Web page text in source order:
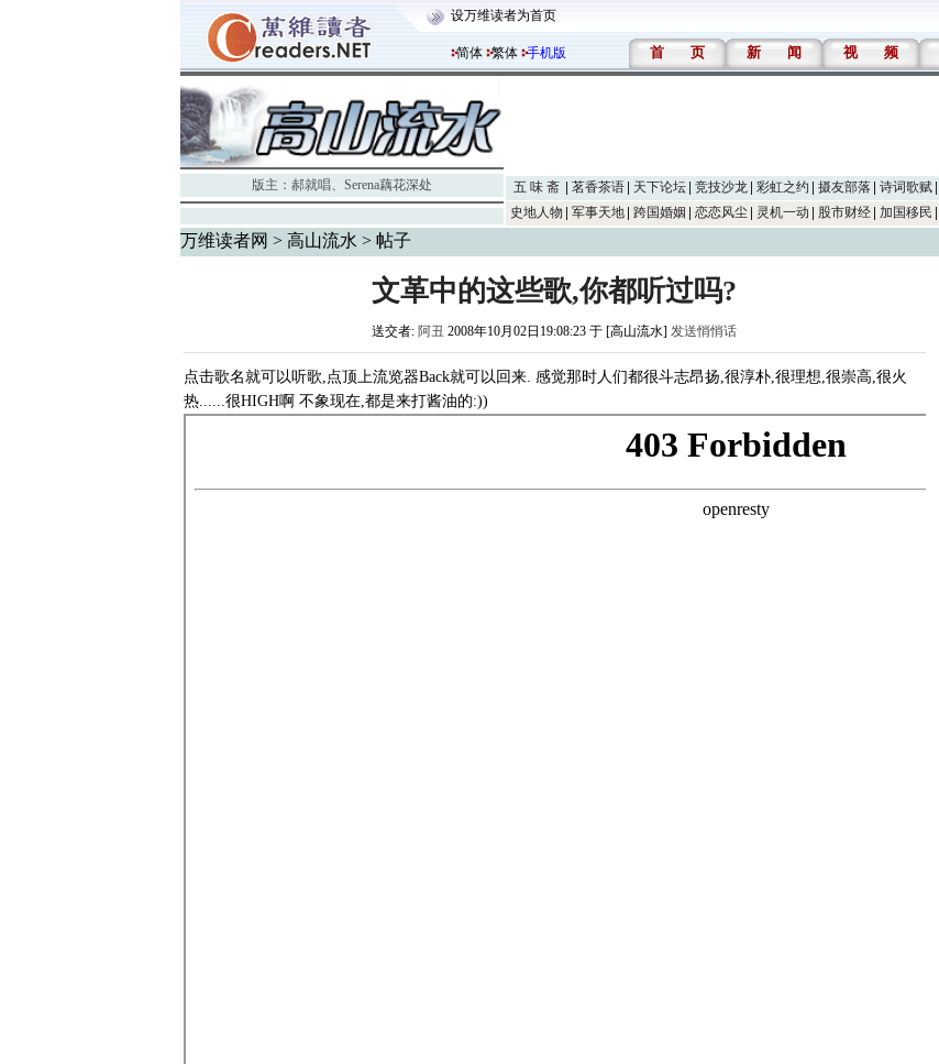
设万维读者为首页
简体 繁体 手机版 首 页 新 闻 视 频
版主： 郝就唱、 Serena藕花深处 五 味 斋 茗香茶语 天下论坛 竞技沙龙 彩虹之约 摄友部落 诗词歌赋
史地人物
军事天地 跨国婚姻 恋恋风尘 灵机一动 股市财经 加国移民
万维读者网 > 高山流水 > 帖子
文革中的这些歌,你都听过吗?
送交者: 阿丑 2008年10月02日19:08:23 于 [高山流水] 发送悄悄话
点击歌名就可以听歌,点顶上流览器Back就可以回来. 感觉那时人们都很斗志昂扬,很淳朴,很理想,很崇高,很火
热......很HIGH啊 不象现在,都是来打酱油的:))